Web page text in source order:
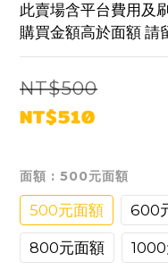
此賣場含平台費用及
購買金額高於面額 請
NT$500
NT$510
面額 : 500元面額
500元面額 600
800元面額